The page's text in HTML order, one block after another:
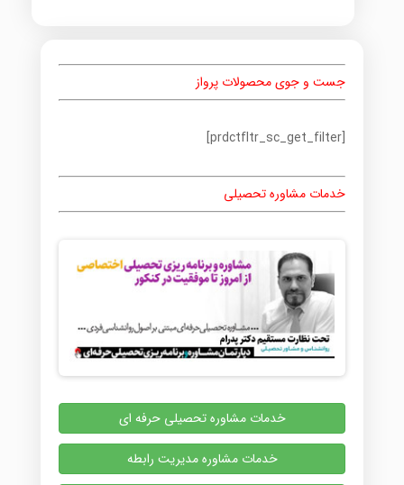
جست و جوی محصولات پرواز
[prdctfltr_sc_get_filter]
خدمات مشاوره تحصیلی
خدمات مشاوره تحصیلی حرفه ای
خدمات مشاوره مدیریت رابطه